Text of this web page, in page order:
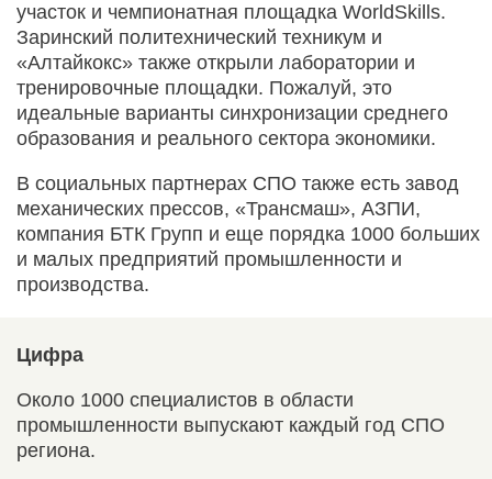
участок и чемпионатная площадка WorldSkills.
Заринский политехнический техникум и
«Алтайкокс» также открыли лаборатории и
тренировочные площадки. Пожалуй, это
идеальные варианты синхронизации среднего
образования и реального сектора экономики.
В социальных партнерах СПО также есть завод
механических прессов, «Трансмаш», АЗПИ,
компания БТК Групп и еще порядка 1000 больших
и малых предприятий промышленности и
производства.
Цифра
Около 1000 специалистов в области
промышленности выпускают каждый год СПО
региона.